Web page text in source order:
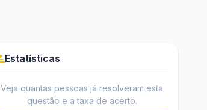
Estatísticas
Veja quantas pessoas já resolveram esta
questão e a taxa de acerto.